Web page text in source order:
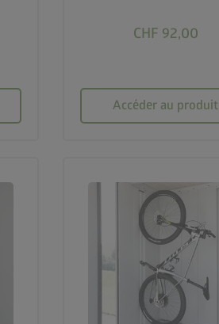
CHF 92,00
Accéder au produit